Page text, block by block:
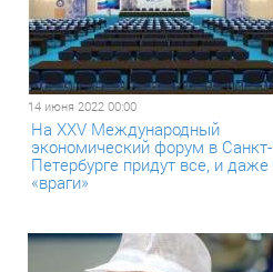
14 июня 2022 00:00
На XXV Международный
экономический форум в Санкт-
Петербурге придут все, и даже
«враги»